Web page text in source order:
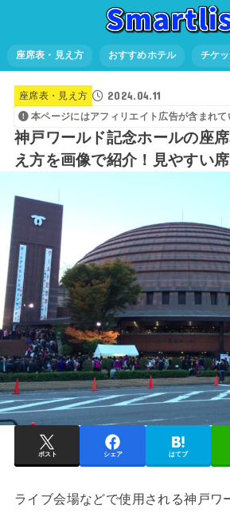
座席表・見え方 おすすめホテル チケ
座席表・見え方 2024.04.11
本ページにはアフィリエイト広告が含まれて
神戸ワールド記念ホールの座
え方を画像で紹介！見やすい
ポスト シェア はてブ
ライブ会場などで使用される神戸ワ